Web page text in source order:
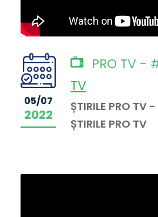
05/07
2022
PRO TV -
TV
ȘTIRILE PRO TV
ȘTIRILE PRO TV